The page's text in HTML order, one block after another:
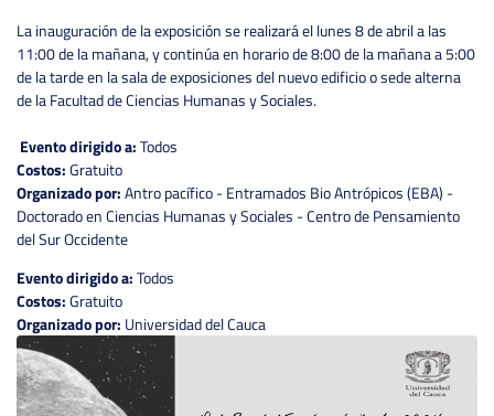
La inauguración de la exposición se realizará el lunes 8 de abril a las
11:00 de la mañana, y continúa en horario de 8:00 de la mañana a 5:00
de la tarde en la sala de exposiciones del nuevo edificio o sede alterna
de la Facultad de Ciencias Humanas y Sociales.
Evento dirigido a:Todos
Costos:Gratuito
Organizado por:Antro pacífico - Entramados Bio Antrópicos (EBA) -
Doctorado en Ciencias Humanas y Sociales - Centro de Pensamiento
del Sur Occidente
Evento dirigido a:Todos
Costos:Gratuito
Organizado por: Universidad del Cauca